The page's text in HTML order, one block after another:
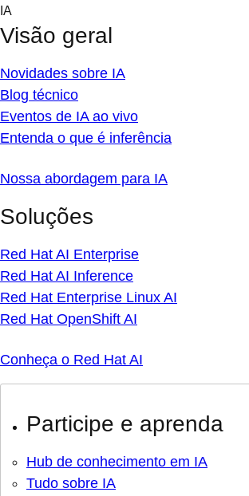
Skip
content
IA
Visão geral
Novidades sobre IA
Blog técnico
Eventos de IA ao vivo
Entenda o que é inferência
Nossa abordagem para IA
Soluções
Red Hat AI Enterprise
Red Hat AI Inference
Red Hat Enterprise Linux AI
Red Hat OpenShift AI
Conheça o Red Hat AI
Participe e aprenda
Hub de conhecimento em IA
Tudo sobre IA